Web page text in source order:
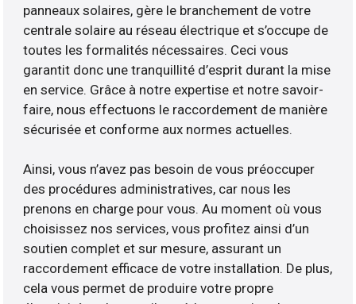
panneaux solaires, gère le branchement de votre
centrale solaire au réseau électrique et s’occupe de
toutes les formalités nécessaires. Ceci vous
garantit donc une tranquillité d’esprit durant la mise
en service. Grâce à notre expertise et notre savoir-
faire, nous effectuons le raccordement de manière
sécurisée et conforme aux normes actuelles.
Ainsi, vous n’avez pas besoin de vous préoccuper
des procédures administratives, car nous les
prenons en charge pour vous. Au moment où vous
choisissez nos services, vous profitez ainsi d’un
soutien complet et sur mesure, assurant un
raccordement efficace de votre installation. De plus,
cela vous permet de produire votre propre